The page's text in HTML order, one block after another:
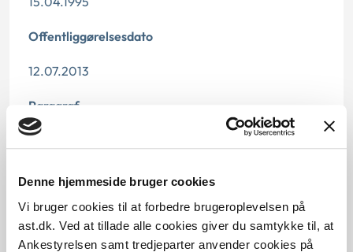
Denne hjemmeside bruger cookies
Vi bruger cookies til at forbedre brugeroplevelsen på
ast.dk. Ved at tillade alle cookies giver du samtykke til, at
Ankestyrelsen samt tredjeparter anvender cookies på
Offentliggørelsesdato
12.07.2013
Paragraf
§ 48 § 1 § 58
Journalnummer
21109-94